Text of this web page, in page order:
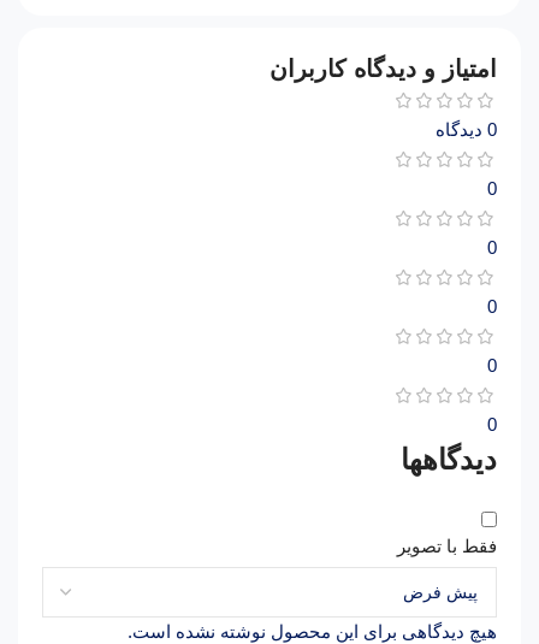
امتیاز و دیدگاه کاربران
0 دیدگاه
0
0
0
0
0
دیدگاهها
فقط با تصویر
هیچ دیدگاهی برای این محصول نوشته نشده است.